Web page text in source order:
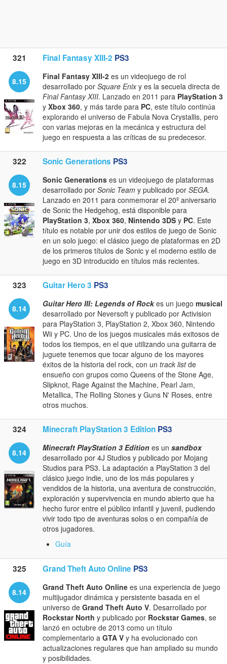
321 Final Fantasy XIII-2 PS3
8.15 Final Fantasy XIII-2 es un videojuego de rol
desarrollado por Square Enixy es la secuela directa de
Final Fantasy XIII. Lanzado en 2011 para PlayStation 3
y Xbox 360, y más tarde para PC, este título continúa
explorando el universo de Fabula Nova Crystallis, pero
con varias mejoras en la mecánica y estructura del
juego en respuesta a las críticas de su predecesor.
322 Sonic Generations PS3
8.15 Sonic Generations es un videojuego de plataformas
desarrollado por Sonic Team y publicado por SEGA.
Lanzado en 2011 para conmemorar el 20º aniversario
de Sonic the Hedgehog, está disponible para
PlayStation 3, Xbox 360, Nintendo 3DS y PC. Este
título es notable por unir dos estilos de juego de Sonic
en un solo juego: el clásico juego de plataformas en 2D
de los primeros títulos de Sonic y el moderno estilo de
juego en 3D introducido en títulos más recientes.
323 Guitar Hero 3 PS3
8.14 Guitar Hero III: Legends of Rockes un juego musical
desarrollado por Neversoft y publicado por Activision
para PlayStation 3, PlayStation 2, Xbox 360, Nintendo
Wii y PC. Uno de los juegos musicales más exitosos de
todos los tiempos, en el que utilizando una guitarra de
juguete tenemos que tocar alguno de los mayores
éxitos de la historia del rock, con un track listde
ensueño con grupos como Queens of the Stone Age,
Slipknot, Rage Against the Machine, Pearl Jam,
Metallica, The Rolling Stones y Guns N' Roses, entre
otros muchos.
324 Minecraft PlayStation 3 Edition PS3
8.14 Minecraft PlayStation 3 Edition es un sandbox
desarrollado por 4J Studios y publicado por Mojang
Studios para PS3. La adaptación a PlayStation 3 del
clásico juego indie, uno de los más populares y
vendidos de la historia, una aventura de construcción,
exploración y supervivencia en mundo abierto que ha
hecho furor entre el público infantil y juvenil, pudiendo
vivir todo tipo de aventuras solos o en compañía de
otros jugadores.
Guía
325 Grand Theft Auto Online PS3
8.14 Grand Theft Auto Online es una experiencia de juego
multijugador dinámica y persistente basada en el
universo de Grand Theft Auto V. Desarrollado por
Rockstar North y publicado por Rockstar Games, se
lanzó en octubre de 2013 como un título
complementario a GTA V y ha evolucionado con
actualizaciones regulares que han ampliado su mundo
y posibilidades.